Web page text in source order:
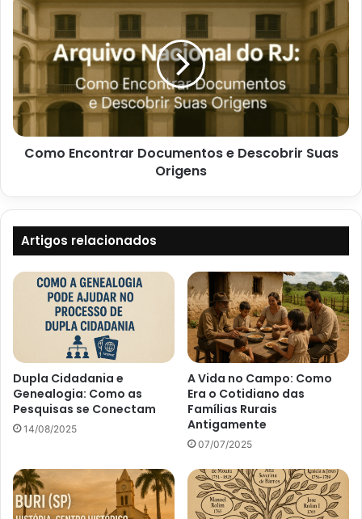
de
1932
Encontrar
Documentos
Descobrir
Suas
Origens
Como Encontrar Documentos e Descobrir Suas
Origens
Artigos relacionados
Dupla Cidadania e
Genealogia: Como as
Pesquisas se Conectam
14/08/2025
A Vida no Campo: Como
Era o Cotidiano das
Famílias Rurais
Antigamente
07/07/2025